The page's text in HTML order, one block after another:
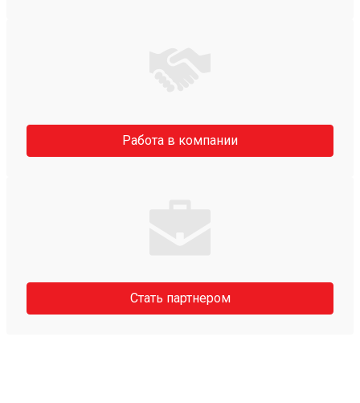
Работа в компании
Стать партнером